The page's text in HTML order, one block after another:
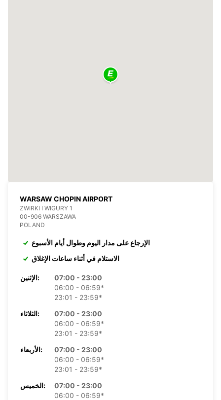
WARSAW CHOPIN AIRPORT
ZWIRKI I WIGURY 1
00-906 WARSZAWA
POLAND
الإرجاع على مدار اليوم وطوال أيام الأسبوع
الاستلام في أثناء ساعات الإغلاق
الإثنين:
07:00 - 23:00
06:00 - 06:59*
23:01 - 23:59*
الثلاثاء:
07:00 - 23:00
06:00 - 06:59*
23:01 - 23:59*
الأربعاء:
07:00 - 23:00
06:00 - 06:59*
23:01 - 23:59*
الخميس:
07:00 - 23:00
06:00 - 06:59*